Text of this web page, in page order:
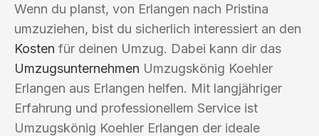
Wenn du planst, von Erlangen nach Pristina
umzuziehen, bist du sicherlich interessiert an den
Kosten für deinen Umzug. Dabei kann dir das
Umzugsunternehmen Umzugskönig Koehler
Erlangen aus Erlangen helfen. Mit langjähriger
Erfahrung und professionellem Service ist
Umzugskönig Koehler Erlangen der ideale